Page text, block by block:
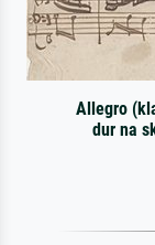
Allegro
dur na